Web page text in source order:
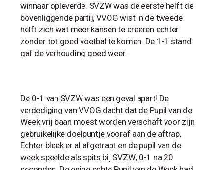
winnaar opleverde. SVZW was de eerste helft de
bovenliggende partij, VVOG wist in de tweede
helft zich wat meer kansen te creëren echter
zonder tot goed voetbal te komen. De 1-1 stand
gaf de verhouding goed weer.
De 0-1 van SVZW was een geval apart! De
verdediging van VVOG dacht dat de Pupil van de
Week vrij baan moest worden verschaft voor zijn
gebruikelijke doelpuntje vooraf aan de aftrap.
Echter bleek er al afgetrapt en de pupil van de
week speelde als spits bij SVZW; 0-1 na 20